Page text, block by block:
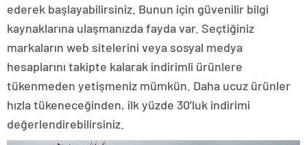
ederek başlayabilirsiniz. Bunun için güvenilir bilgi
kaynaklarına ulaşmanızda fayda var. Seçtiğiniz
markaların web sitelerini veya sosyal medya
hesaplarını takipte kalarak indirimli ürünlere
tükenmeden yetişmeniz mümkün. Daha ucuz ürünler
hızla tükeneceğinden, ilk yüzde 30’luk indirimi
değerlendirebilirsiniz.